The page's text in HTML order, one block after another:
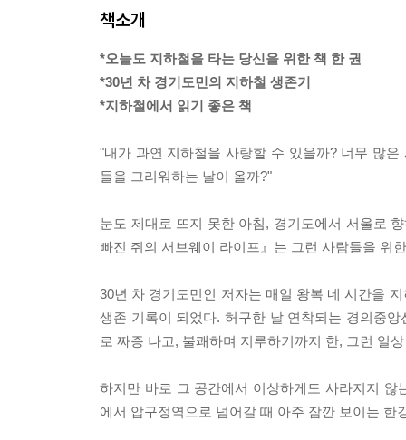
책소개
*오늘도 지하철을 타는 당신을 위한 책 한 권
*30년 차 경기도민의 지하철 생존기
*지하철에서 읽기 좋은 책
"내가 과연 지하철을 사랑할 수 있을까? 너무 많
들을 그리워하는 날이 올까?"
눈도 제대로 뜨지 못한 아침, 경기도에서 서울로
빠진 쥐의 서브웨이 라이프』는 그런 사람들을 위
30년 차 경기도민인 저자는 매일 왕복 네 시간을
생존 기록이 되었다. 허구한 날 연착되는 경의중
로 짜증 나고, 불쾌하며 지루하기까지 한, 그런 일
하지만 바로 그 공간에서 이상하게도 사라지지 않
에서 압구정역으로 넘어갈 때 아주 잠깐 보이는